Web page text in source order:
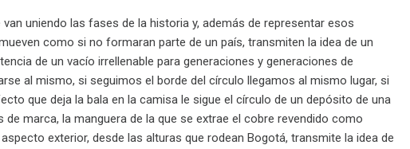
uniendo las fases de la historia y, además de representar esos
como si no formaran parte de un país, transmiten la idea de un
de un vacío irrellenable para generaciones y generaciones de
al mismo, si seguimos el borde del círculo llegamos al mismo lugar, si
que deja la bala en la camisa le sigue el círculo de un depósito de una
marca, la manguera de la que se extrae el cobre revendido como
exterior, desde las alturas que rodean Bogotá, transmite la idea de